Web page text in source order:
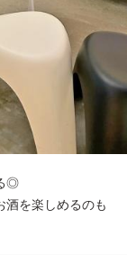
◎
酒を楽しめるのも